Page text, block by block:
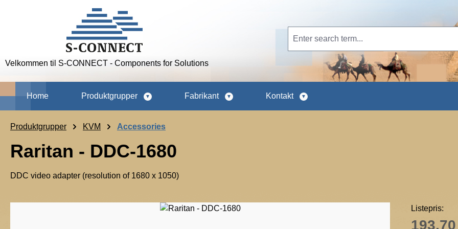
Skip to main navigation
Velkommen til S-CONNECT - Components for Solutions
Home Produktgrupper Fabrikant Kontakt
Produktgrupper KVM Accessories
Raritan - DDC-1680
DDC video adapter (resolution of 1680 x 1050)
Listepris: